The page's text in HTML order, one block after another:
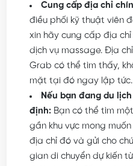
Cung cấp địa chỉ
điều phối kỹ thuật viên
xin hãy cung cấp địa
dịch vụ massage. Địa
Grab có thể tìm thấy,
mặt tại đó ngay lập tức.
Nếu bạn đang du
định:Bạn có thể tìm
gần khu vực mong
địa chỉ đó và gửi cho
gian di chuyển dự kiến